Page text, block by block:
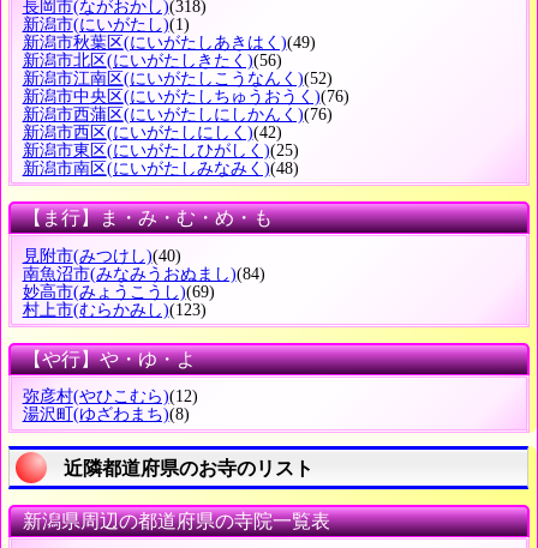
長岡市(ながおかし)(318)
新潟市(にいがたし)(1)
新潟市秋葉区(にいがたしあきはく)(49)
新潟市北区(にいがたしきたく)(56)
新潟市江南区(にいがたしこうなんく)(52)
新潟市中央区(にいがたしちゅうおうく)(76)
新潟市西蒲区(にいがたしにしかんく)(76)
新潟市西区(にいがたしにしく)(42)
新潟市東区(にいがたしひがしく)(25)
新潟市南区(にいがたしみなみく)(48)
【ま行】ま・み・む・め・も
見附市(みつけし)(40)
南魚沼市(みなみうおぬまし)(84)
妙高市(みょうこうし)(69)
村上市(むらかみし)(123)
【や行】や・ゆ・よ
弥彦村(やひこむら)(12)
湯沢町 (ゆざわまち)(8)
近隣都道府県のお寺のリスト
新潟県周辺の都道府県の寺院一覧表